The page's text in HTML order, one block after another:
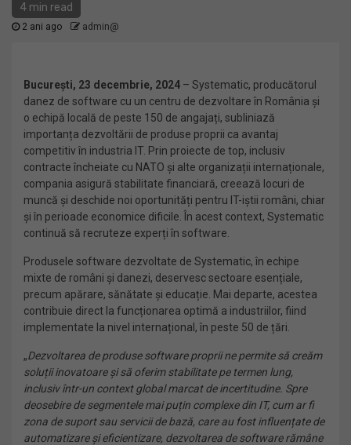
4 min read
2 ani ago admin@
București, 23 decembrie, 2024 – Systematic, producătorul
danez de software cu un centru de dezvoltare în România și
o echipă locală de peste 150 de angajați, subliniază
importanța dezvoltării de produse proprii ca avantaj
competitiv în industria IT. Prin proiecte de top, inclusiv
contracte încheiate cu NATO și alte organizații internaționale,
compania asigură stabilitate financiară, creează locuri de
muncă și deschide noi oportunități pentru IT-iștii români, chiar
și în perioade economice dificile. În acest context, Systematic
continuă să recruteze experți în software.
Produsele software dezvoltate de Systematic, în echipe
mixte de români și danezi, deservesc sectoare esențiale,
precum apărare, sănătate și educație. Mai departe, acestea
contribuie direct la funcționarea optimă a industriilor, fiind
implementate la nivel internațional, în peste 50 de țări.
„Dezvoltarea de produse software proprii ne permite să creăm
soluții inovatoare și să oferim stabilitate pe termen lung,
inclusiv într-un context global marcat de incertitudine. Spre
deosebire de segmentele mai puțin complexe din IT, cum ar fi
zona de suport sau servicii de bază, care au fost influențate de
automatizare și eficientizare, dezvoltarea de software rămâne